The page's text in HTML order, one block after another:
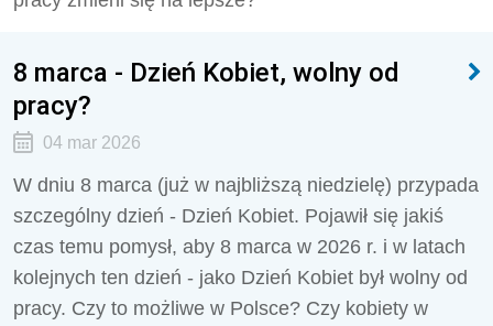
8 marca - Dzień Kobiet, wolny od
pracy?
04 mar 2026
W dniu 8 marca (już w najbliższą niedzielę) przypada
szczególny dzień - Dzień Kobiet. Pojawił się jakiś
czas temu pomysł, aby 8 marca w 2026 r. i w latach
kolejnych ten dzień - jako Dzień Kobiet był wolny od
pracy. Czy to możliwe w Polsce? Czy kobiety w